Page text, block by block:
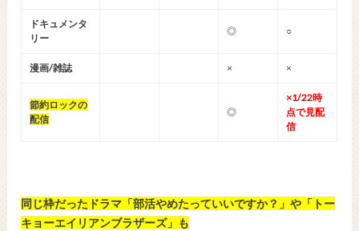
ドキュメンタ
リー
◎ ○
漫画/雑誌 × ×
節約ロックの
配信
◎
×1/22時
点で見配
信
同じ枠だったドラマ「部活やめたっていいですか？」や「トー
キョーエイリアンブラザーズ」も